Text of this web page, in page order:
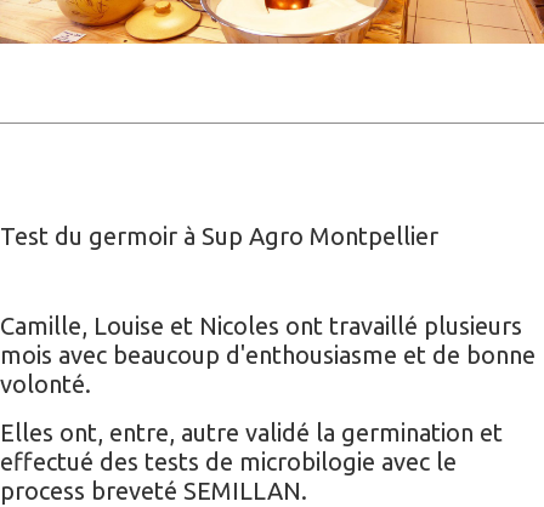
Test du germoir à Sup Agro Montpellier
Camille, Louise et Nicoles ont travaillé plusieurs
mois avec beaucoup d'enthousiasme et de bonne
volonté.
Elles ont, entre, autre validé la germination et
effectué des tests de microbilogie avec le
process breveté SEMILLAN.